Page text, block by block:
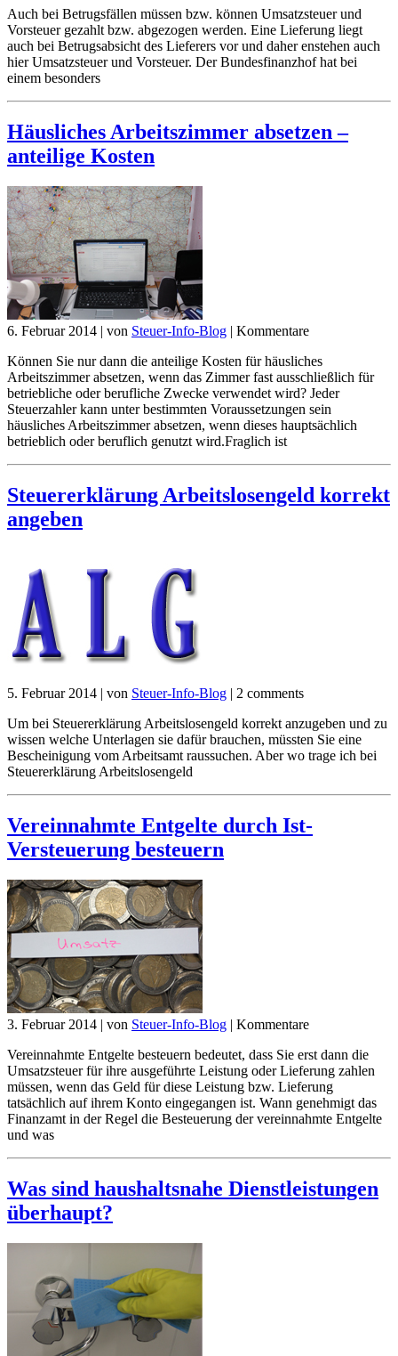
Auch bei Betrugsfällen müssen bzw. können Umsatzsteuer und
Vorsteuer gezahlt bzw. abgezogen werden. Eine Lieferung liegt
auch bei Betrugsabsicht des Lieferers vor und daher enstehen auch
hier Umsatzsteuer und Vorsteuer. Der Bundesfinanzhof hat bei
einem besonders
Häusliches Arbeitszimmer absetzen –
anteilige Kosten
6. Februar 2014 | von Steuer-Info-Blog | Kommentare
Können Sie nur dann die anteilige Kosten für häusliches
Arbeitszimmer absetzen, wenn das Zimmer fast ausschließlich für
betriebliche oder berufliche Zwecke verwendet wird? Jeder
Steuerzahler kann unter bestimmten Voraussetzungen sein
häusliches Arbeitszimmer absetzen, wenn dieses hauptsächlich
betrieblich oder beruflich genutzt wird.Fraglich ist
Steuererklärung Arbeitslosengeld korrekt
angeben
5. Februar 2014 | von Steuer-Info-Blog | 2 comments
Um bei Steuererklärung Arbeitslosengeld korrekt anzugeben und zu
wissen welche Unterlagen sie dafür brauchen, müssten Sie eine
Bescheinigung vom Arbeitsamt raussuchen. Aber wo trage ich bei
Steuererklärung Arbeitslosengeld
Vereinnahmte Entgelte durch Ist-
Versteuerung besteuern
3. Februar 2014 | von Steuer-Info-Blog | Kommentare
Vereinnahmte Entgelte besteuern bedeutet, dass Sie erst dann die
Umsatzsteuer für ihre ausgeführte Leistung oder Lieferung zahlen
müssen, wenn das Geld für diese Leistung bzw. Lieferung
tatsächlich auf ihrem Konto eingegangen ist. Wann genehmigt das
Finanzamt in der Regel die Besteuerung der vereinnahmte Entgelte
und was
Was sind haushaltsnahe Dienstleistungen
überhaupt?